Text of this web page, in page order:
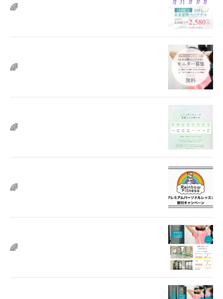
🌈
🌈
🌈
🌈
🌈